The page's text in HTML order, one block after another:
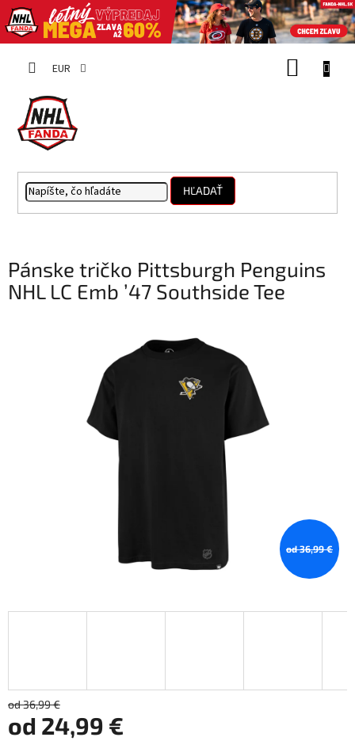
EUR
HĽADAŤ
Pánske tričko Pittsburgh Penguins
NHL LC Emb ’47 Southside Tee
od 36,99 €
od 36,99 €
od 24,99 €